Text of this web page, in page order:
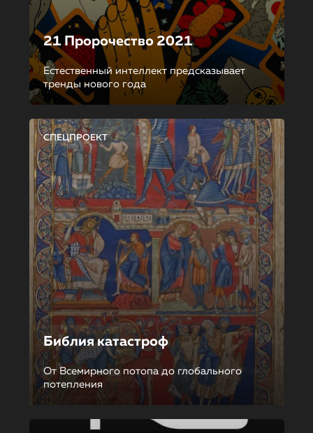
21 Пророчество 2021
Естественный интеллект предсказывает
тренды нового года
СПЕЦПРОЕКТ
Библия катастроф
От Всемирного потопа до глобального
потепления